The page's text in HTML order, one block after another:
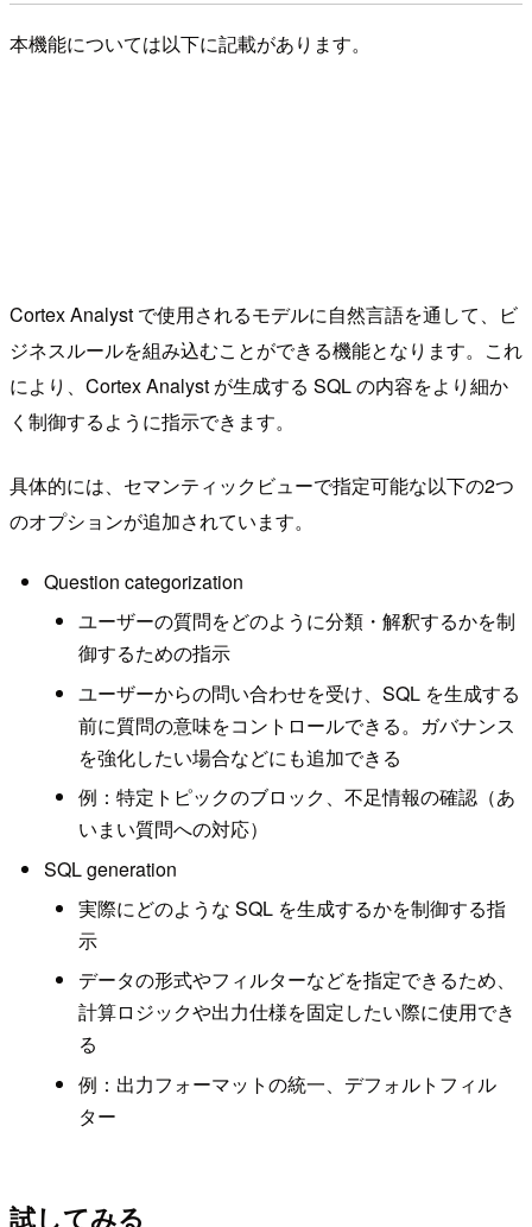
本機能については以下に記載があります。
Cortex Analyst で使用されるモデルに自然言語を通して、ビ
ジネスルールを組み込むことができる機能となります。これ
により、Cortex Analyst が生成する SQL の内容をより細か
く制御するように指示できます。
具体的には、セマンティックビューで指定可能な以下の2つ
のオプションが追加されています。
Question categorization
ユーザーの質問をどのように分類・解釈するかを制
御するための指示
ユーザーからの問い合わせを受け、SQL を生成する
前に質問の意味をコントロールできる。ガバナンス
を強化したい場合などにも追加できる
例：特定トピックのブロック、不足情報の確認（あ
いまい質問への対応）
SQL generation
実際にどのような SQL を生成するかを制御する指
示
データの形式やフィルターなどを指定できるため、
計算ロジックや出力仕様を固定したい際に使用でき
る
例：出力フォーマットの統一、デフォルトフィル
ター
試してみる